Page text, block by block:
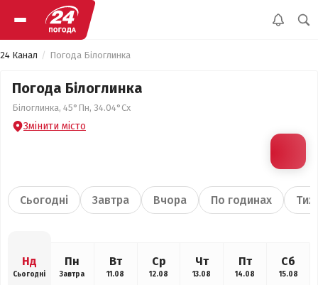
24 Канал Погода Білоглинка
Погода Білоглинка
Білоглинка, 45°Пн, 34.04°Сх
Змінити місто
Сьогодні Завтра Вчора По годинах
Нд
Сьогодні
Пн
Завтра
Вт
11.08
Ср
12.08
Чт
13.08
Пт
14.08
Сб
15.08